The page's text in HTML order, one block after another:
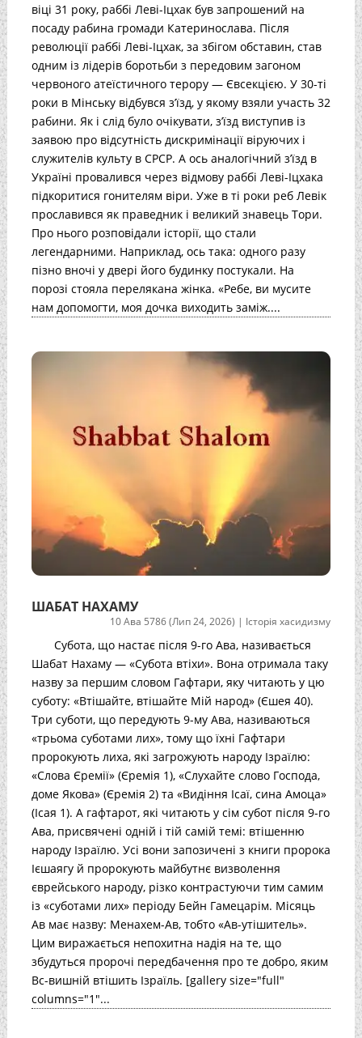
віці 31 року, раббі Леві-Іцхак був запрошений на
посаду рабина громади Катеринослава. Після
революції раббі Леві-Іцхак, за збігом обставин, став
одним із лідерів боротьби з передовим загоном
червоного атеїстичного терору — Євсекцією. У 30-ті
роки в Мінську відбувся з’їзд, у якому взяли участь 32
рабини. Як і слід було очікувати, з’їзд виступив із
заявою про відсутність дискримінації віруючих і
служителів культу в СРСР. А ось аналогічний з’їзд в
Україні провалився через відмову раббі Леві-Іцхака
підкоритися гонителям віри. Уже в ті роки реб Левік
прославився як праведник і великий знавець Тори.
Про нього розповідали історії, що стали
легендарними. Наприклад, ось така: одного разу
пізно вночі у двері його будинку постукали. На
порозі стояла перелякана жінка. «Ребе, ви мусите
нам допомогти, моя дочка виходить заміж....
ШАБАТ НАХАМУ
10 Ава 5786 (Лип 24, 2026) | Історія хасидизму
Субота, що настає після 9-го Ава, називається
Шабат Нахаму — «Субота втіхи». Вона отримала таку
назву за першим словом Гафтари, яку читають у цю
суботу: «Втішайте, втішайте Мій народ» (Єшея 40).
Три суботи, що передують 9-му Ава, називаються
«трьома суботами лих», тому що їхні Гафтари
пророкують лиха, які загрожують народу Ізраїлю:
«Слова Єремії» (Єремія 1), «Слухайте слово Господа,
доме Якова» (Єремія 2) та «Видіння Ісаї, сина Амоца»
(Ісая 1). А гафтарот, які читають у сім субот після 9-го
Ава, присвячені одній і тій самій темі: втішенню
народу Ізраїлю. Усі вони запозичені з книги пророка
Ієшаягу й пророкують майбутнє визволення
єврейського народу, різко контрастуючи тим самим
із «суботами лих» періоду Бейн Гамецарім. Місяць
Ав має назву: Менахем-Ав, тобто «Ав-утішитель».
Цим виражається непохитна надія на те, що
збудуться пророчі передбачення про те добро, яким
Вс-вишній втішить Ізраїль. [gallery size="full"
columns="1"...